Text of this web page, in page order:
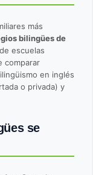
más
bilingües de
escuelas
comparar
en inglés
o privada) y
se